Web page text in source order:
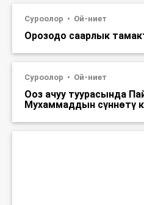
Суроолор Ой-ниет
Орозодо саарлык
Суроолор Ой-ниет
Ооз ачуу туурасында
Мухаммаддын сүннөтү